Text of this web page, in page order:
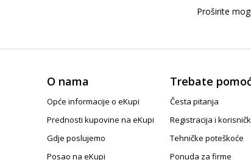
Proširite
O nama
Opće informacije o eKupi
Prednosti kupovine na eKupi
Gdje poslujemo
Posao na eKupi
Trebate
Česta pitanja
Registracija i
Tehničke poteškoće
Ponuda za firme